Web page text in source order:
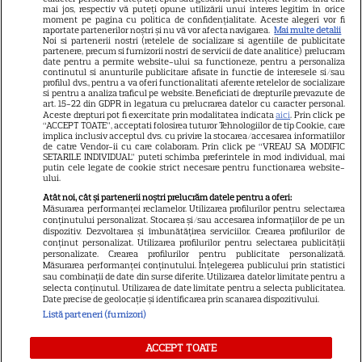
Știri mondene
Avantaje
Elle
Unica
Retete practice
URMĂREȘTE-NE PE
Copyright2026 Ringier Romania – Toate Drepturile rezervate
Jocurile de noroc sunt interzise minorilor.
mai jos, respectiv vă puteți opune utilizării unui interes legitim în orice
moment pe pagina cu politica de confidențialitate. Aceste alegeri vor fi
raportate partenerilor noștri și nu vă vor afecta navigarea. Mai multe detalii
Noi si partenerii nostri (retelele de socializare si agentiile de publicitate
partenere, precum si furnizorii nostri de servicii de date analitice) prelucram
date pentru a permite website-ului sa functioneze, pentru a personaliza
continutul si anunturile publicitare afisate in functie de interesele si/sau
profilul dvs., pentru a va oferi functionalitati aferente retelelor de socializare
si pentru a analiza traficul pe website. Beneficiati de drepturile prevazute de
art. 15-22 din GDPR in legatura cu prelucrarea datelor cu caracter personal.
Aceste drepturi pot fi exercitate prin modalitatea indicataaici. Prin click pe
“ACCEPT TOATE”, acceptati folosirea tuturor Tehnologiilor de tip Cookie, care
implica inclusiv acceptul dvs. cu privire la stocarea/accesarea informatiilor
de catre Vendor-ii cu care colaboram. Prin click pe “VREAU SA MODIFIC
SETARILE INDIVIDUAL” puteti schimba preferintele in mod individual, mai
putin cele legate de cookie strict necesare pentru functionarea website-
ului.
Atât noi, cât și partenerii noștri prelucrăm datele pentru a oferi:
Măsurarea performanței reclamelor. Utilizarea profilurilor pentru selectarea
conținutului personalizat. Stocarea și/sau accesarea informațiilor de pe un
dispozitiv. Dezvoltarea și îmbunătățirea serviciilor. Crearea profilurilor de
conținut personalizat. Utilizarea profilurilor pentru selectarea publicității
personalizate. Crearea profilurilor pentru publicitate personalizată.
Măsurarea performanței conținutului. Înțelegerea publicului prin statistici
sau combinații de date din surse diferite. Utilizarea datelor limitate pentru a
selecta conținutul. Utilizarea de date limitate pentru a selecta publicitatea.
Date precise de geolocație și identificarea prin scanarea dispozitivului.
Listă parteneri (furnizori)
ACCEPT TOATE